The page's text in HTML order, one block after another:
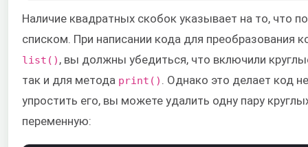
Наличие квадратных скобок указывает на то, что
списком. При написании кода для преобразования
list() , вы должны убедиться, что включили
так и для метода print() . Однако это делает код
упростить его, вы можете удалить одну пару
переменную: